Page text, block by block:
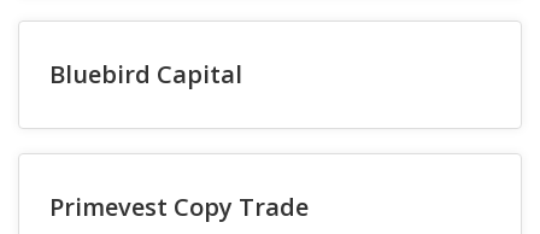
Bluebird Capital
Primevest Copy Trade